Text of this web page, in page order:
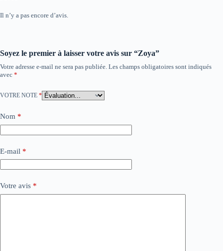
Il n’y a pas encore d’avis.
Soyez le premier à laisser votre avis sur “Zoya”
Votre adresse e-mail ne sera pas publiée. Les champs obligatoires sont indiqués
avec *
VOTRE NOTE *
Nom *
E-mail *
Votre avis *